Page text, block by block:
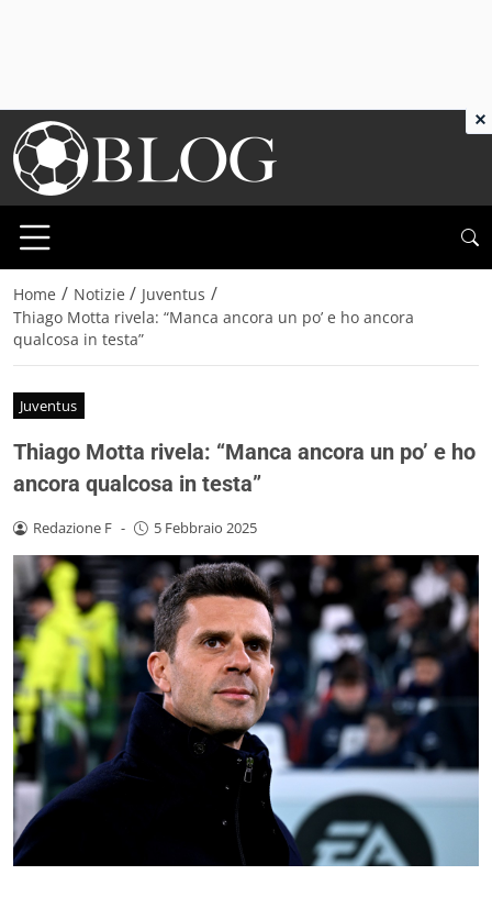
Home / Notizie / Juventus /
Thiago Motta rivela: “Manca ancora un po’ e ho ancora
qualcosa in testa”
Juventus
Thiago Motta rivela: “Manca ancora un po’ e ho
ancora qualcosa in testa”
Redazione F - 5 Febbraio 2025
×